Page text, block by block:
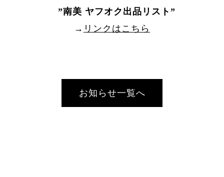
”南美 ヤフオク出品リスト ”
→ リンクはこちら
お知らせ一覧へ